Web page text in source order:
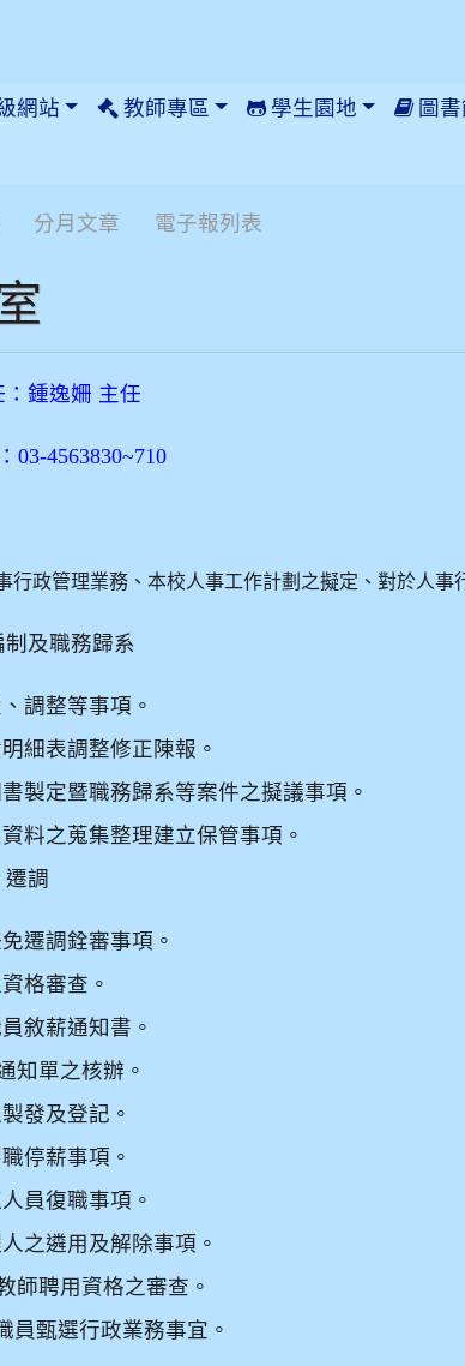
網站 教師專區 學生園地 圖書
分月文章 電子報列表
：鍾逸姍 主任
03-4563830~710
行政管理業務、本校人事工作計劃之擬定、對於人
及職務歸系
調整等事項。
細表調整修正陳報。
製定暨職務歸系等案件之擬議事項。
料之蒐集整理建立保管事項。
調
遷調銓審事項。
格審查。
敘薪通知書。
知單之核辦。
發及登記。
停薪事項。
員復職事項。
之遴用及解除事項。
師聘用資格之審查。
員甄選行政業務事宜。